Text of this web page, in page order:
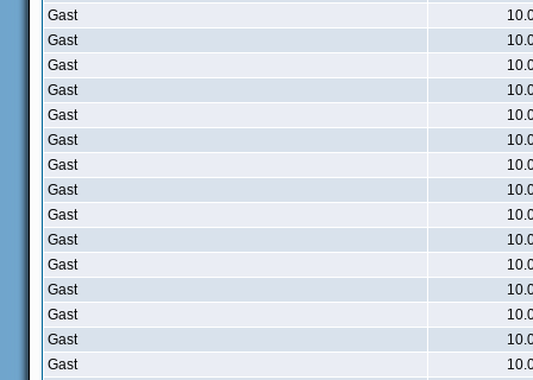
Gast
Gast
Gast
Gast
Gast
Gast
Gast
Gast
Gast
Gast
Gast
Gast
Gast
Gast
Gast